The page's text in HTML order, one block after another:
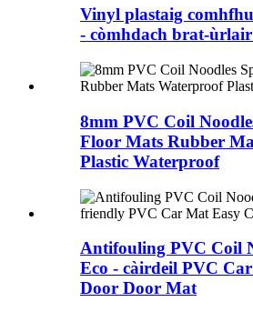
Vinyl plastaig
- còmhdach brat-
8mm PVC Coil
Floor Mats Rubber
Plastic Waterproof
Antifouling PVC Coil
Eco - càirdeil PVC
Door Door Mat